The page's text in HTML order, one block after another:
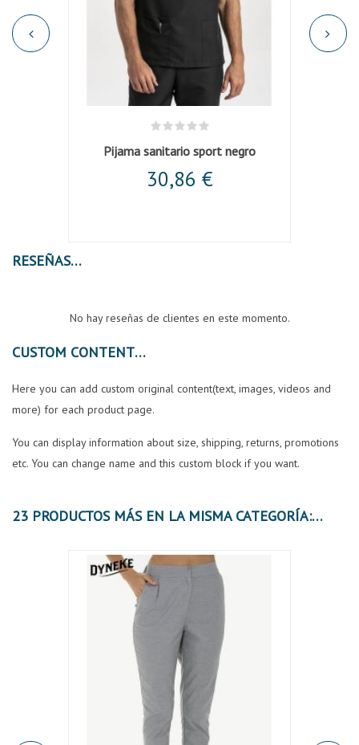
Pijama sanitario sport negro
30,86 €
RESEÑAS
No hay reseñas de clientes en este momento.
CUSTOM CONTENT
Here you can add custom original content(text, images, videos and
more) for each product page.
You can display information about size, shipping, returns, promotions
etc. You can change name and this custom block if you want.
23 PRODUCTOS MÁS EN LA MISMA CATEGORÍA: